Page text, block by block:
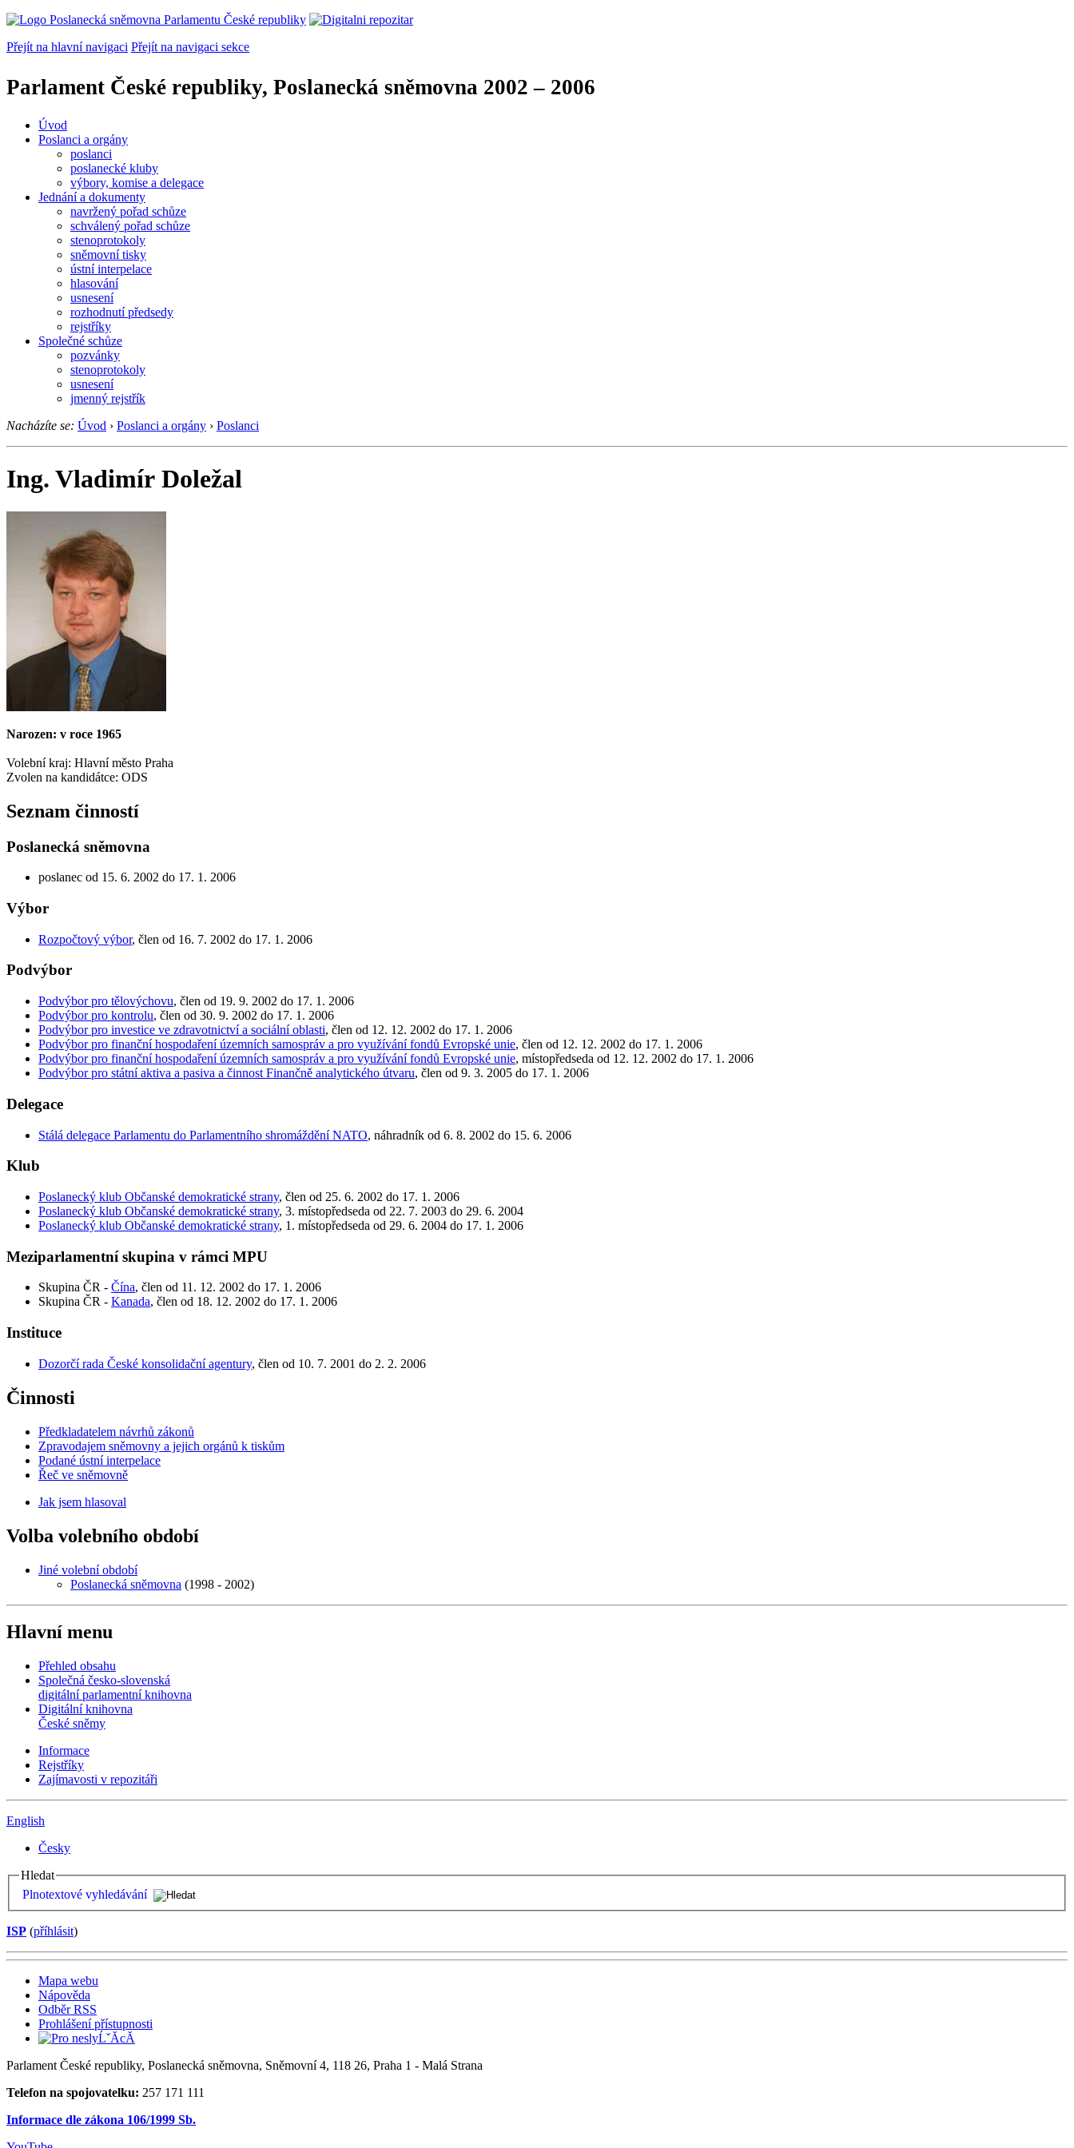
Přejít na hlavní navigaci Přejít na navigaci sekce
Parlament České republiky, Poslanecká sněmovna 2002 – 2006
Úvod
Poslanci a orgány
poslanci
poslanecké kluby
výbory, komise a delegace
Jednání a dokumenty
navržený pořad schůze
schválený pořad schůze
stenoprotokoly
sněmovní tisky
ústní interpelace
hlasování
usnesení
rozhodnutí předsedy
rejstříky
Společné schůze
pozvánky
stenoprotokoly
usnesení
jmenný rejstřík
Nacházíte se: Úvod › Poslanci a orgány › Poslanci
Ing. Vladimír Doležal
Narozen: v roce 1965
Volební kraj: Hlavní město Praha
Zvolen na kandidátce: ODS
Seznam činností
Poslanecká sněmovna
poslanec od 15. 6. 2002 do 17. 1. 2006
Výbor
Rozpočtový výbor, člen od 16. 7. 2002 do 17. 1. 2006
Podvýbor
Podvýbor pro tělovýchovu, člen od 19. 9. 2002 do 17. 1. 2006
Podvýbor pro kontrolu, člen od 30. 9. 2002 do 17. 1. 2006
Podvýbor pro investice ve zdravotnictví a sociální oblasti, člen od 12. 12. 2002 do 17. 1. 2006
Podvýbor pro finanční hospodaření územních samospráv a pro využívání fondů Evropské unie, člen od 12. 12. 2002 do 17. 1. 2006
Podvýbor pro finanční hospodaření územních samospráv a pro využívání fondů Evropské unie, místopředseda od 12. 12. 2002 do 17. 1. 2006
Podvýbor pro státní aktiva a pasiva a činnost Finančně analytického útvaru, člen od 9. 3. 2005 do 17. 1. 2006
Delegace
Stálá delegace Parlamentu do Parlamentního shromáždění NATO, náhradník od 6. 8. 2002 do 15. 6. 2006
Klub
Poslanecký klub Občanské demokratické strany, člen od 25. 6. 2002 do 17. 1. 2006
Poslanecký klub Občanské demokratické strany, 3. místopředseda od 22. 7. 2003 do 29. 6. 2004
Poslanecký klub Občanské demokratické strany, 1. místopředseda od 29. 6. 2004 do 17. 1. 2006
Meziparlamentní skupina v rámci MPU
Skupina ČR - Čína, člen od 11. 12. 2002 do 17. 1. 2006
Skupina ČR - Kanada, člen od 18. 12. 2002 do 17. 1. 2006
Instituce
Dozorčí rada České konsolidační agentury, člen od 10. 7. 2001 do 2. 2. 2006
Činnosti
Předkladatelem návrhů zákonů
Zpravodajem sněmovny a jejich orgánů k tiskům
Podané ústní interpelace
Řeč ve sněmovně
Jak jsem hlasoval
Volba volebního období
Jiné volební období
Poslanecká sněmovna (1998 - 2002)
Hlavní menu
Přehled obsahu
Společná česko-slovenská
digitální parlamentní knihovna
Digitální knihovna
České sněmy
Informace
Rejstříky
Zajímavosti v repozitáři
English
Česky
Hledat
Plnotextové vyhledávání
ISP (příhlásit)
Mapa webu
Nápověda
Odběr RSS
Prohlášení přístupnosti
Parlament České republiky, Poslanecká sněmovna, Sněmovní 4, 118 26, Praha 1 - Malá Strana
Telefon na spojovatelku: 257 171 111
Informace dle zákona 106/1999 Sb.